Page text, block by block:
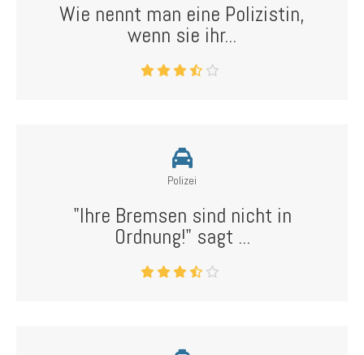
Wie nennt man eine Polizistin,
wenn sie ihr...
Polizei
"Ihre Bremsen sind nicht in
Ordnung!" sagt ...